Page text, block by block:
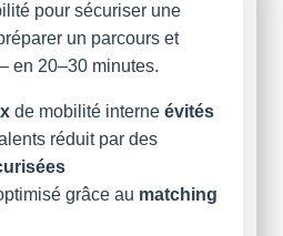
pour sécuriser une
un parcours et
en 20–30 minutes.
de mobilité interne évités
réduit par des
grâce au matching